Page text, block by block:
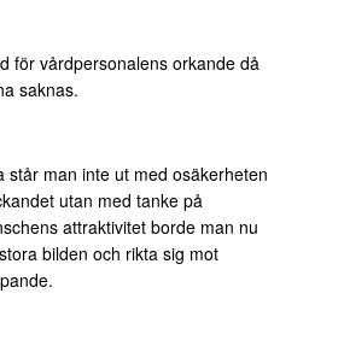
för vårdpersonalens orkande då
saknas.
står man inte ut med osäkerheten
utan med tanke på
attraktivitet borde man nu
bilden och rikta sig mot